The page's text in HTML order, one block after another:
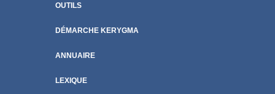
OUTILS
DÉMARCHE KERYGMA
ANNUAIRE
LEXIQUE